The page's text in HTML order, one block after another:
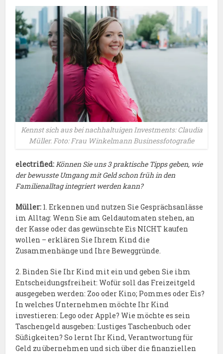
Kennst sich aus bei nachhaltuigen Investments: Claudia
Müller. Foto: Frau Winkelmann Businessfotografie
electrified:Können Sie uns 3 praktische Tipps geben, wie
der bewusste Umgang mit Geld schon früh in den
Familienalltag integriert werden kann?
Müller: 1. Erkennen und nutzen Sie Gesprächsanlässe
im Alltag: Wenn Sie am Geldautomaten stehen, an
der Kasse oder das gewünschte Eis NICHT kaufen
wollen – erklären Sie Ihrem Kind die
Zusammenhänge und Ihre Beweggründe.
2. Binden Sie Ihr Kind mit ein und geben Sie ihm
Entscheidungsfreiheit: Wofür soll das Freizeitgeld
ausgegeben werden: Zoo oder Kino; Pommes oder Eis?
In welches Unternehmen möchte Ihr Kind
investieren: Lego oder Apple? Wie möchte es sein
Taschengeld ausgeben: Lustiges Taschenbuch oder
Süßigkeiten? So lernt Ihr Kind, Verantwortung für
Geld zu übernehmen und sich über die finanziellen